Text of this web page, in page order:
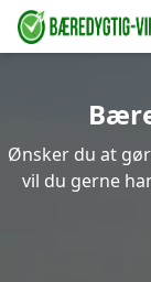
Ønsker du at
vil du gerne